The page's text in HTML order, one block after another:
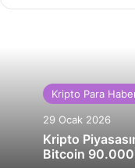
Kripto Para
29 Ocak 2026
Kripto
Bitcoin 90.000